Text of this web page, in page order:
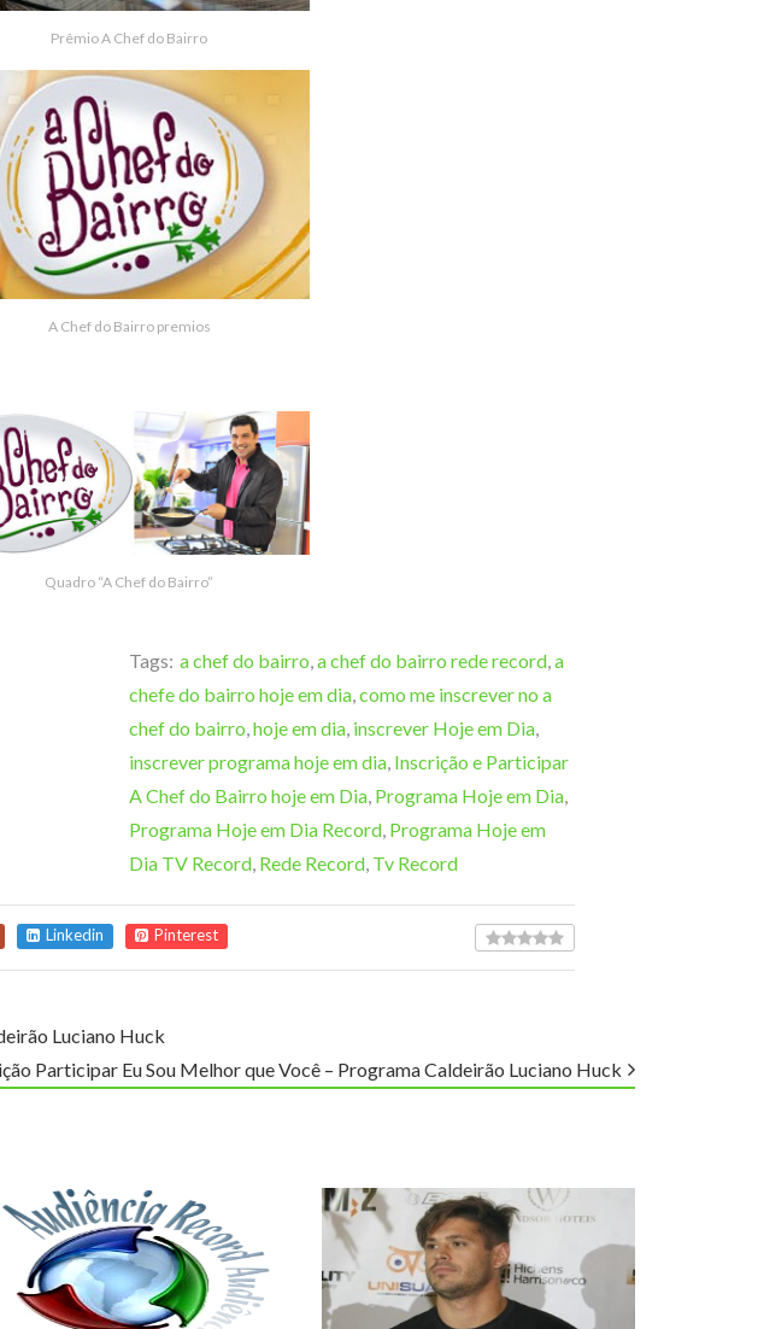
Prêmio A Chef do Bairro
A Chef do Bairro premios
Quadro “A Chef do Bairro”
Tags: a chef do bairro a chef do bairro rede record a
chefe do bairro hoje em dia como me inscrever no a
chef do bairro hoje em dia inscrever Hoje em Dia
inscrever programa hoje em dia Inscrição e Participar
A Chef do Bairro hoje em Dia Programa Hoje em Dia
Programa Hoje em Dia Record Programa Hoje em
Dia TV Record Rede Record Tv Record
Linkedin Pinterest
Luciano Huck
Participar Eu Sou Melhor que Você – Programa Caldeirão Luciano Huck